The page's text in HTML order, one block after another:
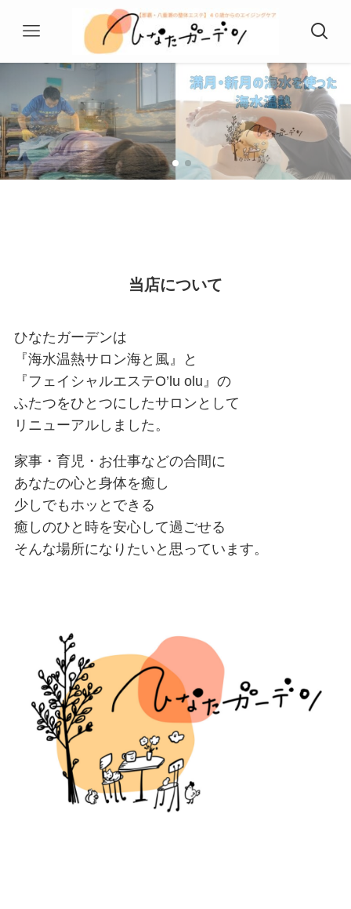
当店について
ひなたガーデンは
『海水温熱サロン海と風』と
『フェイシャルエステO’lu olu』の
ふたつをひとつにしたサロンとして
リニューアルしました。
家事・育児・お仕事などの合間に
あなたの心と身体を癒し
少しでもホッとできる
癒しのひと時を安心して過ごせる
そんな場所になりたいと思っています。